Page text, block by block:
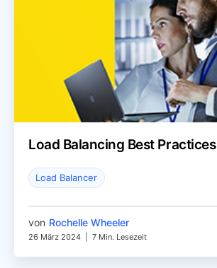
Load Balancing Best Practices
Load Balancer
von Rochelle Wheeler
26 März 2024 7 Min. Lesezeit